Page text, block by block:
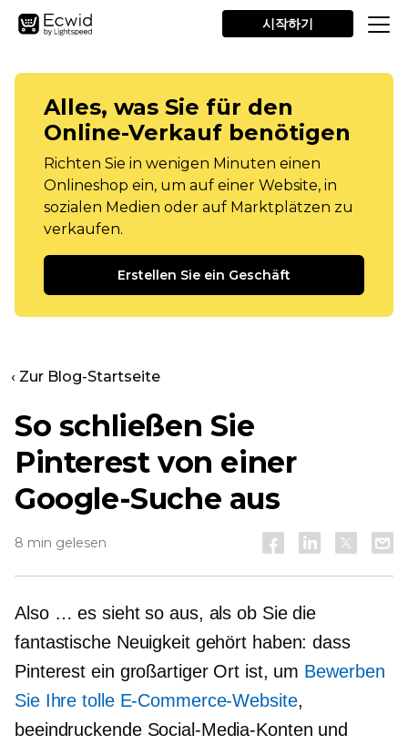
시작하기
Alles, was Sie für den
Online-Verkauf benötigen
Richten Sie in wenigen Minuten einen
Onlineshop ein, um auf einer Website, in
sozialen Medien oder auf Marktplätzen zu
verkaufen.
Erstellen Sie ein Geschäft
‹ Zur Blog-Startseite
So schließen Sie
Pinterest von einer
Google-Suche aus
8 min gelesen
Also … es sieht so aus, als ob Sie die
fantastische Neuigkeit gehört haben: dass
Pinterest ein großartiger Ort ist, um Bewerben
Sie Ihre tolle E-Commerce-Website,
beeindruckende Social-Media-Konten und